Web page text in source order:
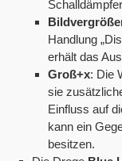
Handlung
erhält das
Groß+x: Die
sie
Einfluss auf
kann ein
besitzen.